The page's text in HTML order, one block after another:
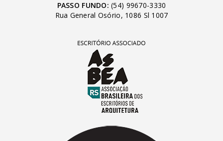
PASSO FUNDO: (54) 99670-3330
Rua General Osório, 1086 Sl 1007